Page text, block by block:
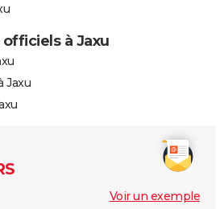
à Jaxu
Jaxu
Voir un exemple